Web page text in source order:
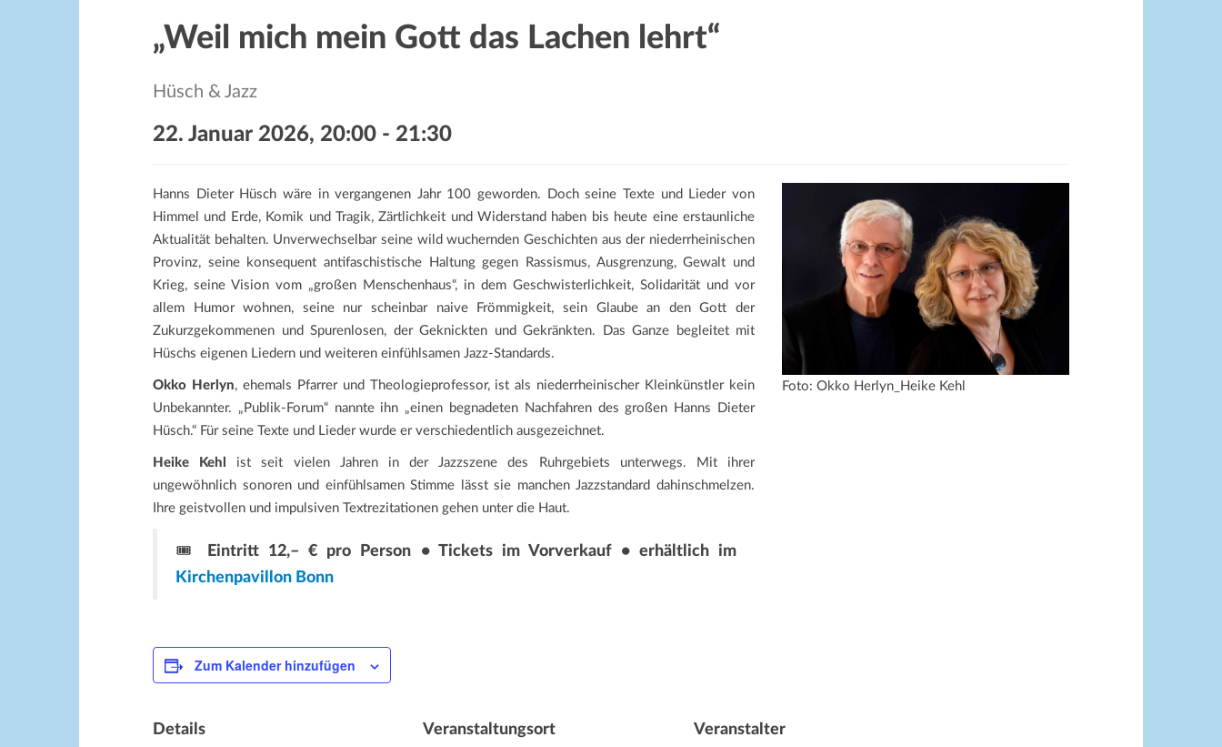
„Weil mich mein Gott das Lachen lehrt“
Hüsch & Jazz
22. Januar 2026, 20:00 - 21:30
Hanns Dieter Hüsch wäre in vergangenen Jahr 100 geworden. Doch seine Texte und Lieder von
Himmel und Erde, Komik und Tragik, Zärtlichkeit und Widerstand haben bis heute eine erstaunliche
Aktualität behalten. Unverwechselbar seine wild wuchernden Geschichten aus der niederrheinischen
Provinz, seine konsequent antifaschistische Haltung gegen Rassismus, Ausgrenzung, Gewalt und
Krieg, seine Vision vom „großen Menschenhaus“, in dem Geschwisterlichkeit, Solidarität und vor
allem Humor wohnen, seine nur scheinbar naive Frömmigkeit, sein Glaube an den Gott der
Zukurzgekommenen und Spurenlosen, der Geknickten und Gekränkten. Das Ganze begleitet mit
Hüschs eigenen Liedern und weiteren einfühlsamen Jazz-Standards.
Okko Herlyn, ehemals Pfarrer und Theologieprofessor, ist als niederrheinischer Kleinkünstler kein
Unbekannter. „Publik-Forum“ nannte ihn „einen begnadeten Nachfahren des großen Hanns Dieter
Hüsch.“ Für seine Texte und Lieder wurde er verschiedentlich ausgezeichnet.
Heike Kehl
ist seit vielen Jahren in der Jazzszene des Ruhrgebiets unterwegs. Mit ihrer
ungewöhnlich sonoren und einfühlsamen Stimme lässt sie manchen Jazzstandard dahinschmelzen.
Ihre geistvollen und impulsiven Textrezitationen gehen unter die Haut.
🎟️
Eintritt 12,– € pro Person • Tickets im Vorverkauf • erhältlich im
Kirchenpavillon Bonn
Foto: Okko Herlyn_Heike Kehl
Zum Kalender hinzufügen
Details Veranstaltungsort Veranstalter